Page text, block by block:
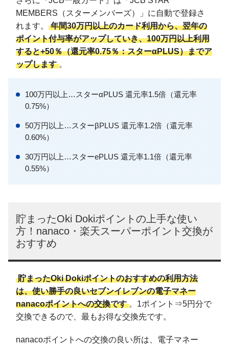
MEMBERS（スターメンバーズ）」に自動で登録さ
れます。 年間30万円以上のカード利用から、翌年の
ポイント付与率がアップしていき、100万円以上利用
すると+50％（還元率0.75％：スターαPLUS）までア
ップします 。
100万円以上…スターαPLUS 還元率1.5倍（還元率
0.75%）
50万円以上…スターβPLUS 還元率1.2倍（還元率
0.60%）
30万円以上…スターePLUS 還元率1.1倍（還元率
0.55%）
貯まったOki Dokiポイントの上手な使い
方！nanaco・楽天スーパーポイント交換が
おすすめ
貯まったOki Dokiポイントのおすすめの利用方法
は、使い勝手の良いセブンイレブンの電子マネー
nanacoポイントへの交換です 。1ポイント⇒5円分で
交換できるので、最もお得な交換先です。
nanacoポイントへの交換の良い所は、電子マネー